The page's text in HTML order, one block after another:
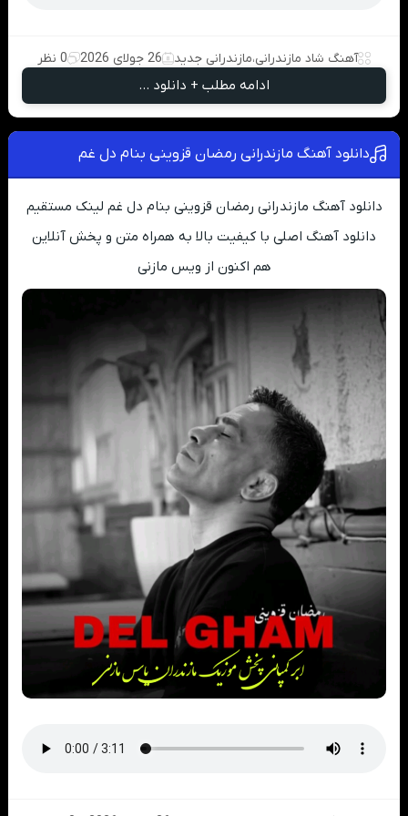
آهنگ شاد مازندرانی،مازندرانی جدید 26 جولای 2026 0 نظر
ادامه مطلب + دانلود ...
دانلود آهنگ مازندرانی رمضان قزوینی بنام دل غم
دانلود آهنگ مازندرانی رمضان قزوینی بنام دل غم لینک مستقیم
دانلود آهنگ اصلی با کیفیت بالا به همراه متن و پخش آنلاین
هم اکنون از ویس مازنی